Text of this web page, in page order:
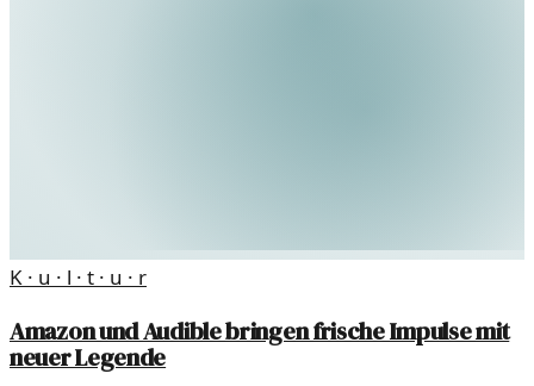
K · u · l · t · u · r
Amazon und Audible bringen frische Impulse mit
neuer Legende